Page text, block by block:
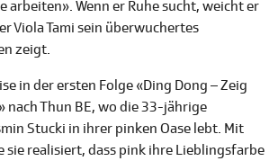
arbeiten». Wenn er Ruhe sucht, weicht er
Viola Tami sein überwuchertes
zeigt.
in der ersten Folge «Ding Dong – Zeig
nach Thun BE, wo die 33-jährige
Stucki in ihrer pinken Oase lebt. Mit
realisiert, dass pink ihre Lieblingsfarbe